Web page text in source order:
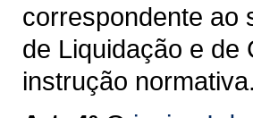
correspondente ao
de Liquidação e de
instrução